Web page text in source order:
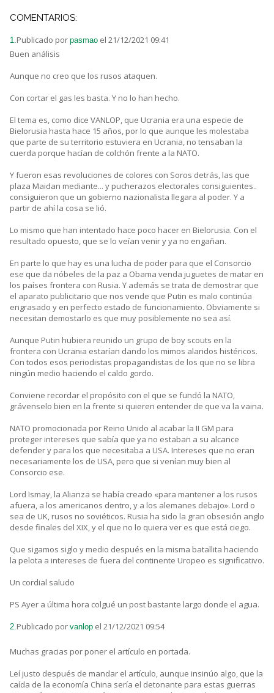
COMENTARIOS:
1.Publicado por pasmao el 21/12/2021 09:41
Buen análisis
Aunque no creo que los rusos ataquen.
Con cortar el gas les basta. Y no lo han hecho.
El tema es, como dice VANLOP, que Ucrania era una especie de
Bielorusia hasta hace 15 años, por lo que aunque les molestaba
que parte de su territorio estuviera en Ucrania, no tensaban la
cuerda porque hacían de colchón frente a la NATO.
Y fueron esas revoluciones de colores con Soros detrás, las que
plaza Maidan mediante... y pucherazos electorales consiguientes..
consiguieron que un gobierno nazionalista llegara al poder. Y a
partir de ahí la cosa se lió.
Lo mismo que han intentado hace poco hacer en Bielorusia. Con el
resultado opuesto, que se lo veían venir y ya no engañan.
En parte lo que hay es una lucha de poder para que el Consorcio
ese que da nóbeles de la paz a Obama venda juguetes de matar en
los países frontera con Rusia. Y además se trata de demostrar que
el aparato publicitario que nos vende que Putin es malo continúa
engrasado y en perfecto estado de funcionamiento. Obviamente si
necesitan demostarlo es que muy posiblemente no sea así.
Aunque Putin hubiera reunido un grupo de boy scouts en la
frontera con Ucrania estarían dando los mimos alaridos histéricos.
Con todos esos periodistas propagandistas de los que no se libra
ningún medio haciendo el caldo gordo.
Conviene recordar el propósito con el que se fundó la NATO,
grávenselo bien en la frente si quieren entender de que va la vaina.
NATO promocionada por Reino Unido al acabar la II GM para
proteger intereses que sabía que ya no estaban a su alcance
defender y para los que necesitaba a USA. Intereses que no eran
necesariamente los de USA, pero que si venían muy bien al
Consorcio ese.
Lord Ismay, la Alianza se había creado «para mantener a los rusos
afuera, a los americanos dentro, y a los alemanes debajo». Lord o
sea de UK, rusos no soviéticos. Rusia ha sido la gran obsesión anglo
desde finales del XIX, y el que no lo quiera ver es que está ciego.
Que sigamos siglo y medio después en la misma batallita haciendo
la pelota a intereses de fuera del continente Uropeo es significativo.
Un cordial saludo
PS Ayer a última hora colgué un post bastante largo donde el agua.
2.Publicado por vanlop el 21/12/2021 09:54
Muchas gracias por poner el artículo en portada.
Leí justo después de mandar el artículo, aunque insinúo algo, que la
caída de la economía China sería el detonante para estas guerras